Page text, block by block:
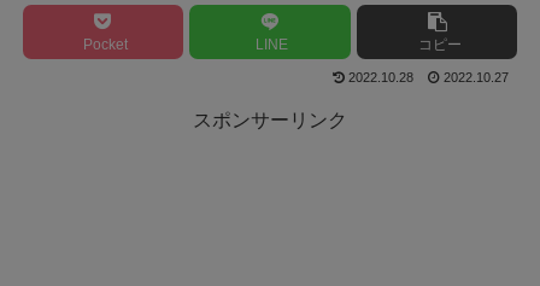
Pocket LINE コピー
2022.10.28 2022.10.27
スポンサーリンク